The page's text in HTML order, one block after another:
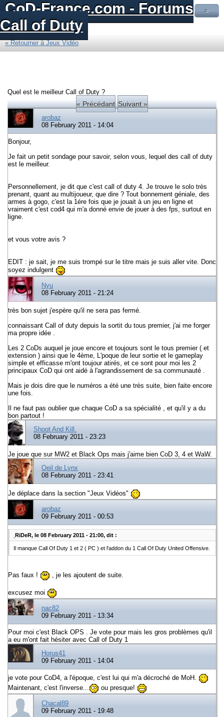
CoD-France.com - Forums
Call of Duty
»
« Retourner à Jeux Vidéo
Quel est le meilleur Call of Duty ?
« Précédant Suivant »
arobaz
08 February 2011 - 14:04
Bonjour,
Je fait un petit sondage pour savoir, selon vous, lequel des call of duty
est le meilleur.
Personnellement, je dit que c'est call of duty 4. Je trouve le solo très
prenant, quant au multijoueur, que dire ? Tout bonnement géniale, des
armes à gogo, c'est la 1ére fois que je jouait à un jeu en ligne et
vraiment c'est cod4 qui m'a donné envie de jouer à des fps, surtout en
ligne.
et vous votre avis ?
EDIT : je sait, je me suis trompé sur le titre mais je suis aller vite. Donc
soyez indulgent
Nyu
08 February 2011 - 21:24
très bon sujet j'espère qu'il ne sera pas fermé.
connaissant Call of duty depuis la sortit du tous premier, j'ai me forger
ma propre idée .
Les 2 CoDs auquel je joue encore et toujours sont le tous premier ( et
extension ) ainsi que le 4ème, L'poque de leur sortie et le gameplay
simple et efficasse m'ont toujour atirés, et ce sont pour moi les 2
principaux CoD qui ont aidé à l'agrandissement de sa communauté .
Mais je dois dire que le numéros a été une très suite, bien faite encore
une fois.
Il ne faut pas oublier que chaque CoD a sa spécialité , et qu'il y a du
bon partout !
Shoot And Kill.
08 February 2011 - 23:23
Je joue que sur MW2 et Black Ops mais j'aime bien CoD 3, 4 et WaW.
Oeil de Lynx
08 February 2011 - 23:41
Je déplace dans la section "Jeux Vidéos"
arobaz
09 February 2011 - 00:53
RiDeR, le 08 February 2011 - 21:00, dit :
Il manque Call Of Duty 1 et 2 ( PC ) et l'addon du 1 Call Of Duty United Offensive.
Pas faux ! , je les ajoutent de suite.
excusez moi
nac82
09 February 2011 - 13:34
Pour moi c'est Black OPS . Je vote pour mais les gros problèmes qu'il
a eu m'ont fait hésiter avec Call of Duty 1
Horus41
09 February 2011 - 14:04
je vote pour CoD4, a l'époque, c'est lui qui m'a décroché de MoH.
Maintenant, c'est l'inverse...
ou presque!
Chacal89
09 February 2011 - 19:48